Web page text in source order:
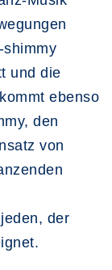
und die
ebenso
den
von
der